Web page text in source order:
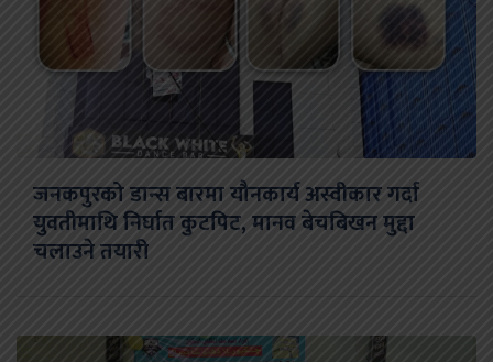
जनकपुरको डान्स बारमा यौनकार्य अस्वीकार गर्दा
युवतीमाथि निर्घात कुटपिट, मानव बेचबिखन मुद्दा
चलाउने तयारी